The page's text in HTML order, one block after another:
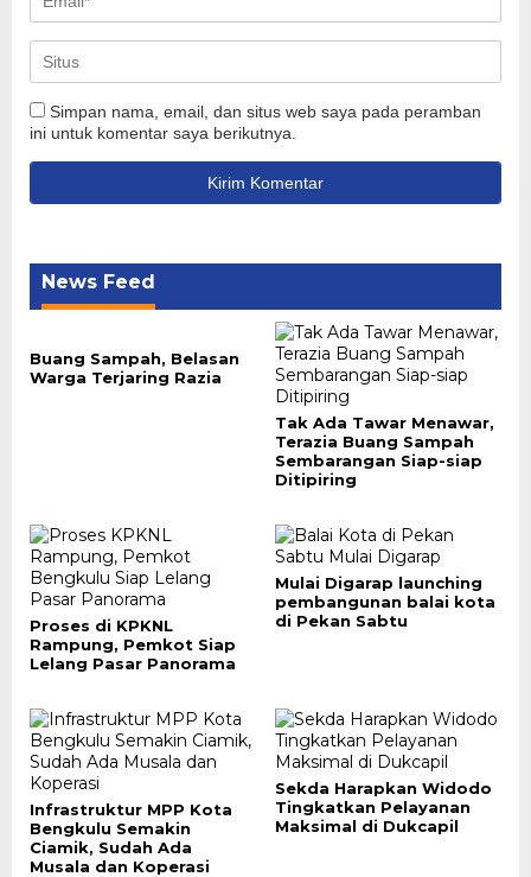
Simpan nama, email, dan situs web saya pada peramban
ini untuk komentar saya berikutnya.
News Feed
Buang Sampah, Belasan
Warga Terjaring Razia
Tak Ada Tawar Menawar,
Terazia Buang Sampah
Sembarangan Siap-siap
Ditipiring
Proses di KPKNL
Rampung, Pemkot Siap
Lelang Pasar Panorama
Mulai Digarap launching
pembangunan balai kota
di Pekan Sabtu
Infrastruktur MPP Kota
Bengkulu Semakin
Ciamik, Sudah Ada
Musala dan Koperasi
Sekda Harapkan Widodo
Tingkatkan Pelayanan
Maksimal di Dukcapil